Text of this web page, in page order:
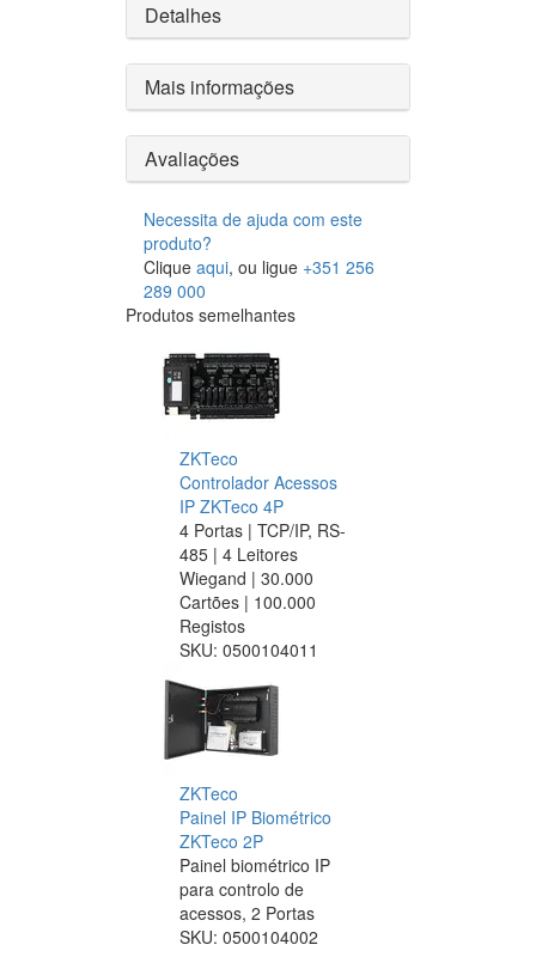
Detalhes
Mais informações
Avaliações
Necessita de ajuda com este
produto?
Clique aqui, ou ligue +351 256
289 000
Produtos semelhantes
ZKTeco
Controlador Acessos
IP ZKTeco 4P
4 Portas | TCP/IP, RS-
485 | 4 Leitores
Wiegand | 30.000
Cartões | 100.000
Registos
SKU: 0500104011
ZKTeco
Painel IP Biométrico
ZKTeco 2P
Painel biométrico IP
para controlo de
acessos, 2 Portas
SKU: 0500104002